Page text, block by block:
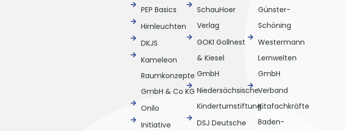
PEP Basics
Hirnleuchten
DKJS
Kameleon
Raumkonzepte
GmbH & Co KG
Onilo
Initiative
SchauHoer
Verlag
GOKI Gollnest
& Kiesel
GmbH
Niedersächsische
Kinderturnstiftung
DSJ Deutsche
Günster-
Schöning
Westermann
Lernwelten
GmbH
Verband
Kitafachkräfte
Baden-